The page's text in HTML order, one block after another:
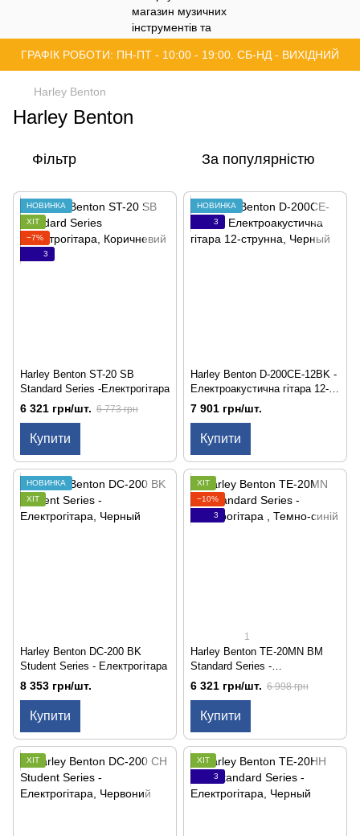
ГРАФІК РОБОТИ: ПН-ПТ - 10:00 - 19:00. СБ-НД - ВИХІДНИЙ
Harley Benton
Harley Benton
Фільтр За популярністю
НОВИНКА
ХІТ
−7%
3
Harley Benton ST-20 SB
Standard Series -Електрогітара
6 321 грн/шт. 6 773 грн
Купити
НОВИНКА
3
Harley Benton D-200CE-12BK -
Електроакустична гітара 12-
струнна
7 901 грн/шт.
Купити
НОВИНКА
ХІТ
Harley Benton DC-200 BK
Student Series - Електрогітара
8 353 грн/шт.
Купити
ХІТ
−10%
3
1
Harley Benton TE-20MN BM
Standard Series -
Електрогітара
6 321 грн/шт. 6 998 грн
Купити
ХІТ
ХІТ
3